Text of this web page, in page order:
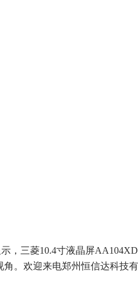
，三菱10.4寸液晶屏
。 欢迎来电郑州恒信达科技